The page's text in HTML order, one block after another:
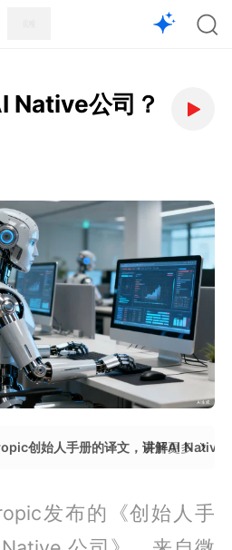
Native公司？
创始人手册的译文，讲解AI Native
展开更多
发布的《创始人手